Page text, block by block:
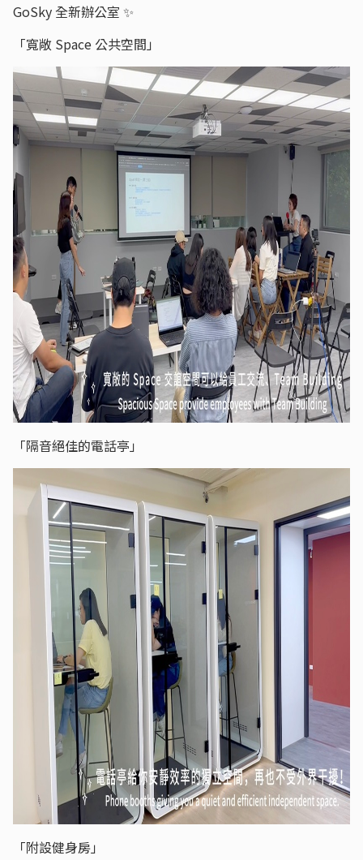
GoSky 全新辦公室 ✨
「寬敞 Space 公共空間」
「隔音絕佳的電話亭」
「附設健身房」